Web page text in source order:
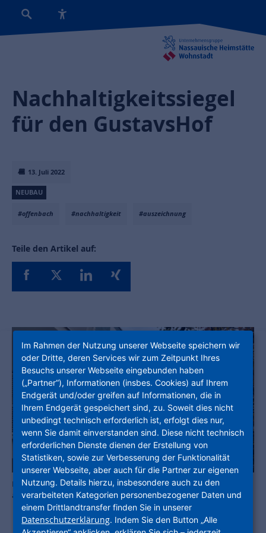
13. Juli 2022
NEUBAU
#offenbach #nachhaltigkeit #auszeichnung
Teile den Artikel auf:
Nachhaltigkeitssiegel
für den GustavsHof
Der GustavsHof in Offenbach wurde mit dem NaWoh-Gütesiegel
ausgezeichnet. Foto: NHW
Im Rahmen der Nutzung unserer Webseite speichern wir
oder Dritte, deren Services wir zum Zeitpunkt Ihres
Besuchs unserer Webseite eingebunden haben
(„Partner“), Informationen (insbes. Cookies) auf Ihrem
Endgerät und/oder greifen auf Informationen, die in
Ihrem Endgerät gespeichert sind, zu. Soweit dies nicht
unbedingt technisch erforderlich ist, erfolgt dies nur,
wenn Sie damit einverstanden sind. Diese nicht technisch
erforderlichen Dienste dienen der Erstellung von
Statistiken, sowie zur Verbesserung der Funktionalität
unserer Webseite, aber auch für die Partner zur eigenen
Nutzung. Details hierzu, insbesondere auch zu den
verarbeiteten Kategorien personenbezogener Daten und
einem Drittlandtransfer finden Sie in unserer
Datenschutzerklärung. Indem Sie den Button „Alle